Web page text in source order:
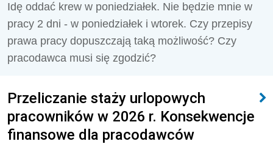
Idę oddać krew w poniedziałek. Nie będzie mnie w
pracy 2 dni - w poniedziałek i wtorek. Czy przepisy
prawa pracy dopuszczają taką możliwość? Czy
pracodawca musi się zgodzić?
Przeliczanie staży urlopowych
pracowników w 2026 r. Konsekwencje
finansowe dla pracodawców